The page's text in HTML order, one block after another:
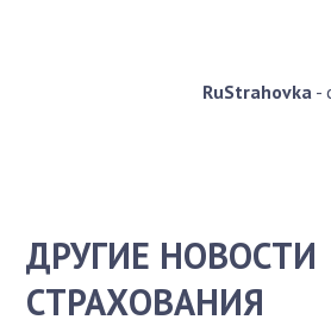
RuStrahovka-
ДРУГИЕ НОВОСТИ
СТРАХОВАНИЯ